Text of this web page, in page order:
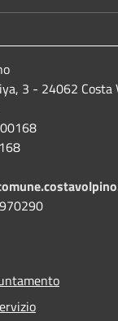
3 - 24062 Costa